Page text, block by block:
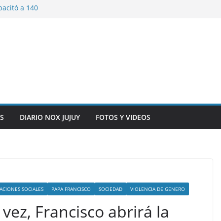
a 140
DIARIO NOX JUJUY FOTOS Y VIDEOS
SOCIALES PAPA FRANCISCO SOCIEDAD VIOLENCIA DE GENERO
Francisco abrirá la